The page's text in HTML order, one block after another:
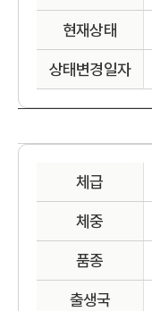
현재상태
상태변경일자
체급
체중
품종
출생국